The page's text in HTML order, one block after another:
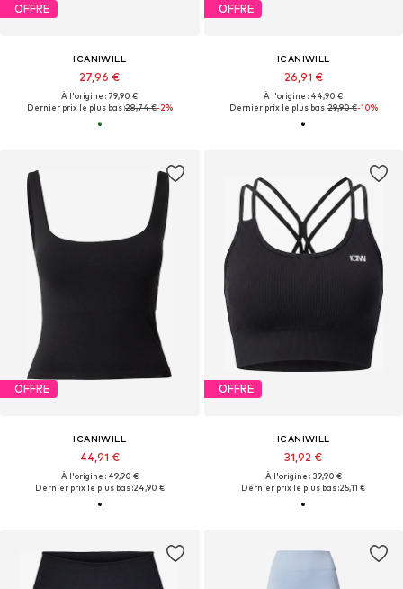
OFFRE
ICANIWILL
27,96 €
À l'origine : 79,90 €
Dernier prix le plus bas :28,74 €-2%
OFFRE
ICANIWILL
26,91 €
À l'origine : 44,90 €
Dernier prix le plus bas :29,90 €-10%
OFFRE
ICANIWILL
44,91 €
À l'origine : 49,90 €
Dernier prix le plus bas :24,90 €
OFFRE
ICANIWILL
31,92 €
À l'origine : 39,90 €
Dernier prix le plus bas :25,11 €